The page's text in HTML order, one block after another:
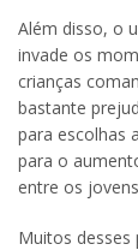
Além disso, o
invade os
crianças
bastante
para escolhas
para o
entre os
Muitos